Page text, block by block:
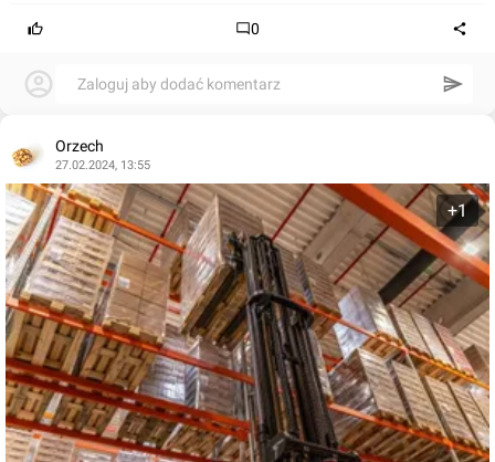
0
Zaloguj aby dodać komentarz
Orzech
27.02.2024, 13:55
+1